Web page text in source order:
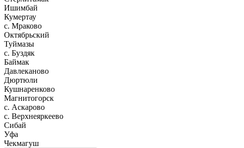
Ишимбай
Кумертау
c. Мраково
Октябрьский
Туймазы
c. Буздяк
Баймак
Давлеканово
Дюртюли
Кушнаренково
Магнитогорск
с. Аскарово
с. Верхнеяркеево
Сибай
Уфа
Чекмагуш